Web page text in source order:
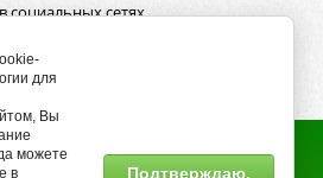
социальных сетях
для
Вы
можете
в
Подтверждаю.